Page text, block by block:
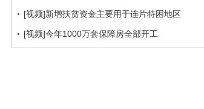
[视频]新增扶贫资金主要用于连片特困地区
[视频]今年1000万套保障房全部开工